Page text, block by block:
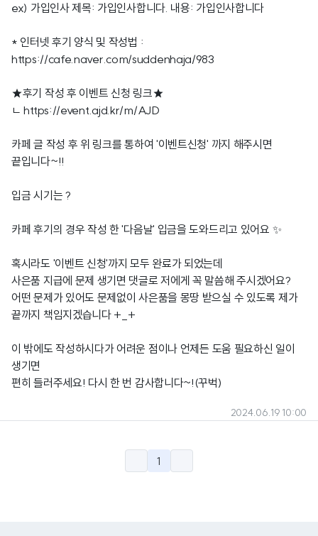
ex) 가입인사 제목: 가입인사합니다. 내용: 가입인사합니다
* 인터넷 후기 양식 및 작성법 :
https://cafe.naver.com/suddenhaja/983
★후기 작성 후 이벤트 신청 링크★
ㄴhttps://event.ajd.kr/m/AJD
카페 글 작성 후 위 링크를 통하여 '이벤트신청' 까지 해주시면
끝입니다~!!
입금 시기는 ?
카페 후기의 경우 작성 한 '다음날' 입금을 도와드리고 있어요 ✨
혹시라도 '이벤트 신청'까지 모두 완료가 되었는데
사은품 지급에 문제 생기면 댓글로 저에게 꼭 말씀해 주시겠어요?
어떤 문제가 있어도 문제없이 사은품을 몽땅 받으실 수 있도록 제가
끝까지 책임지겠습니다 +_+
이 밖에도 작성하시다가 어려운 점이나 언제든 도움 필요하신 일이
생기면
편히 들러주세요! 다시 한 번 감사합니다~!(꾸벅)
2024.06.19 10:00
1